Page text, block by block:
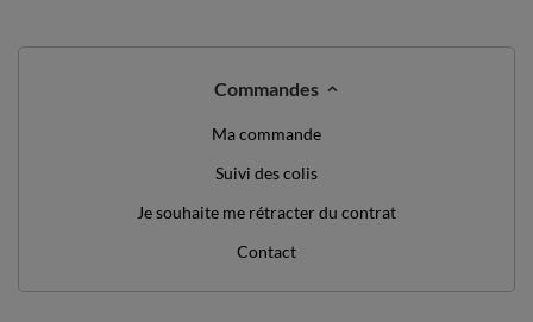
Commandes
Ma commande
Suivi des colis
Je souhaite me rétracter du contrat
Contact